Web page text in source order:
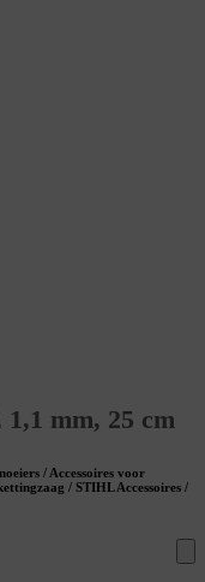
mm, 25 cm
/ Accessoires voor
/ STIHL Accessoires /